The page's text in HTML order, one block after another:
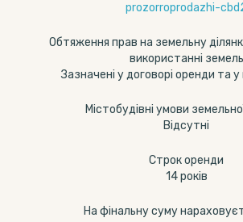
prozorroprodazhi-
Обтяження прав на земельну
використанні земель
Зазначені у договорі оренди та
Містобудівні умови
Відсутні
Строк оренди
14 років
На фінальну суму